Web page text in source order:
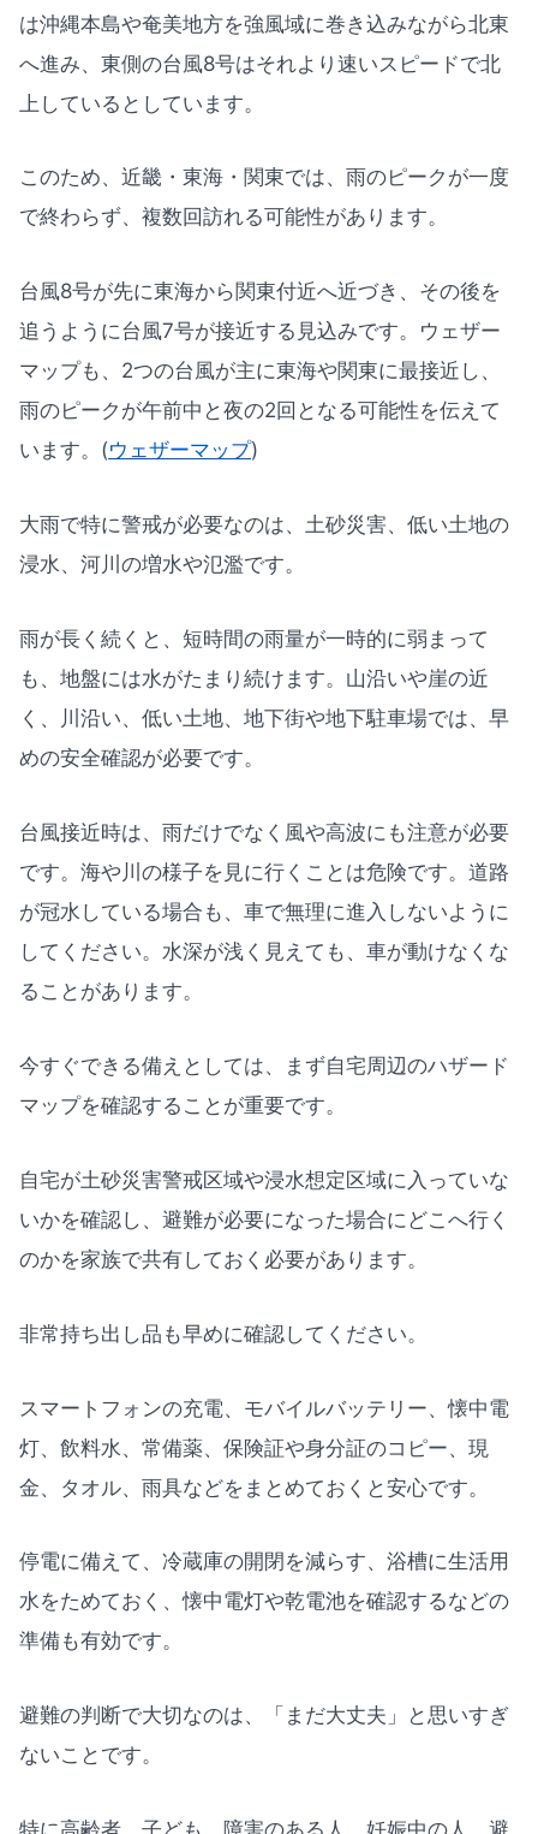
は沖縄本島や奄美地方を強風域に巻き込みながら北東
へ進み、東側の台風8号はそれより速いスピードで北
上しているとしています。
このため、近畿・東海・関東では、雨のピークが一度
で終わらず、複数回訪れる可能性があります。
台風8号が先に東海から関東付近へ近づき、その後を
追うように台風7号が接近する見込みです。ウェザー
マップも、2つの台風が主に東海や関東に最接近し、
雨のピークが午前中と夜の2回となる可能性を伝えて
います。(ウェザーマップ)
大雨で特に警戒が必要なのは、土砂災害、低い土地の
浸水、河川の増水や氾濫です。
雨が長く続くと、短時間の雨量が一時的に弱まって
も、地盤には水がたまり続けます。山沿いや崖の近
く、川沿い、低い土地、地下街や地下駐車場では、早
めの安全確認が必要です。
台風接近時は、雨だけでなく風や高波にも注意が必要
です。海や川の様子を見に行くことは危険です。道路
が冠水している場合も、車で無理に進入しないように
してください。水深が浅く見えても、車が動けなくな
ることがあります。
今すぐできる備えとしては、まず自宅周辺のハザード
マップを確認することが重要です。
自宅が土砂災害警戒区域や浸水想定区域に入っていな
いかを確認し、避難が必要になった場合にどこへ行く
のかを家族で共有しておく必要があります。
非常持ち出し品も早めに確認してください。
スマートフォンの充電、モバイルバッテリー、懐中電
灯、飲料水、常備薬、保険証や身分証のコピー、現
金、タオル、雨具などをまとめておくと安心です。
停電に備えて、冷蔵庫の開閉を減らす、浴槽に生活用
水をためておく、懐中電灯や乾電池を確認するなどの
準備も有効です。
避難の判断で大切なのは、「まだ大丈夫」と思いすぎ
ないことです。